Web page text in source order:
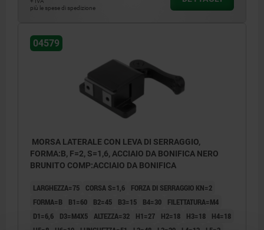
più le spese di spedizione
04579
MORSA LATERALE CON LEVA DI SERRAGGIO,
FORMA:B, F=2, S=1,6, ACCIAIO DA BONIFICA NERO
BRUNITO COMP:ACCIAIO DA BONIFICA
LARGHEZZA=75 CORSA S=1,6
FORZA DI SERRAGGIO KN=2
FORMA=B
B1=60 B2=45 B3=15 B4=30
FILETTATURA=M4
D1=6,6
D3=M4X5 ALTEZZA=32 H1=27 H2=18 H3=18
H4=18